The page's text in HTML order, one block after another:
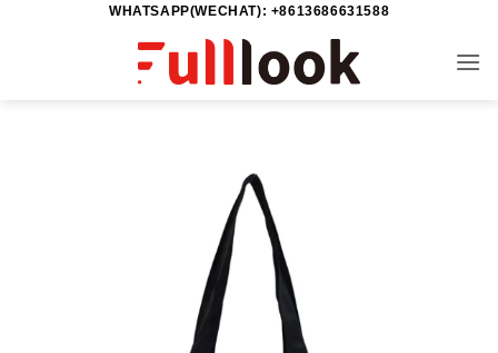
WHATSAPP(WECHAT): +8613686631588